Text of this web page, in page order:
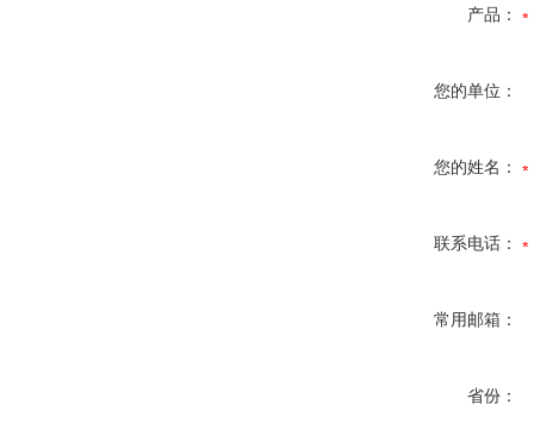
产品：
您的单位：
您的姓名：
联系电话：
常用邮箱：
省份：